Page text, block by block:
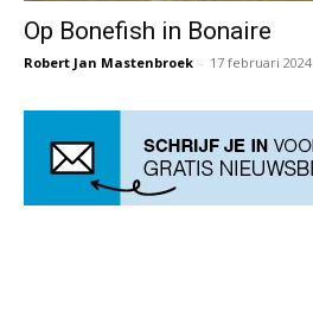
Op Bonefish in Bonaire
Robert Jan Mastenbroek - 17 februari 2024